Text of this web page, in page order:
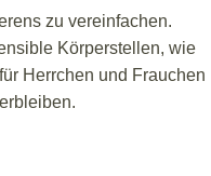
zu vereinfachen.
Körperstellen, wie
Herrchen und Frauchen